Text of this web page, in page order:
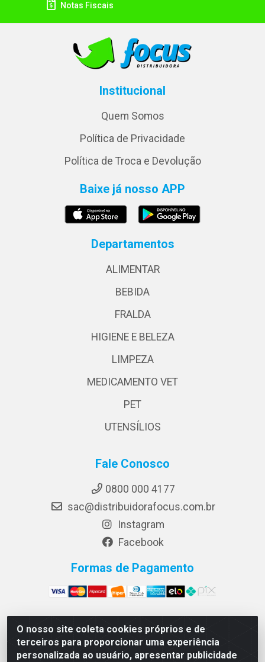
O nosso site coleta cookies próprios e de
terceiros para proporcionar uma experiência
personalizada ao usuário, apresentar publicidade
Notas Fiscais
Institucional
Quem Somos
Política de Privacidade
Política de Troca e Devolução
Baixe já nosso APP
Departamentos
ALIMENTAR
BEBIDA
FRALDA
HIGIENE E BELEZA
LIMPEZA
MEDICAMENTO VET
PET
UTENSÍLIOS
Fale Conosco
0800 000 4177
sac@distribuidorafocus.com.br
Instagram
Facebook
Formas de Pagamento
Focus Distribuidora LTDA - Rua Republica Eslovaca, 1121
- Muribeca, Jaboatão dos Guararapes/PE - CEP 54350-